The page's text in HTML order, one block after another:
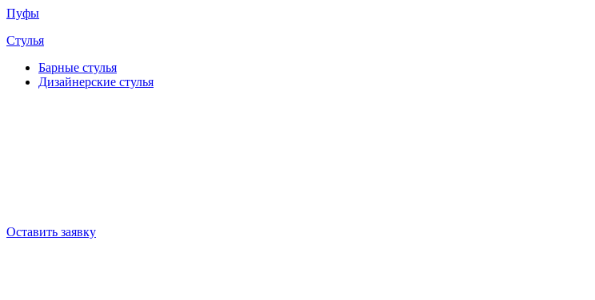
Пуфы
Стулья
Барные cтулья
Дизайнерские cтулья
Оставить заявку